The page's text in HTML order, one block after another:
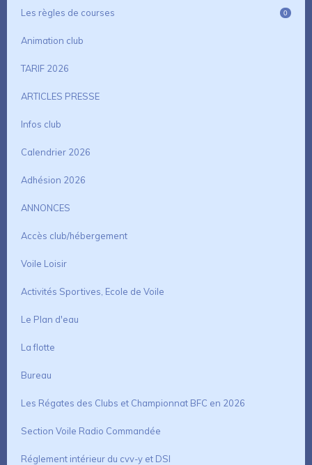
Les règles de courses 0
Animation club
TARIF 2026
ARTICLES PRESSE
Infos club
Calendrier 2026
Adhésion 2026
ANNONCES
Accès club/hébergement
Voile Loisir
Activités Sportives, Ecole de Voile
Le Plan d'eau
La flotte
Bureau
Les Régates des Clubs et Championnat BFC en 2026
Section Voile Radio Commandée
Réglement intérieur du cvv-y et DSI